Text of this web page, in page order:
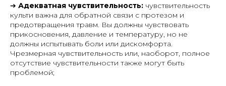
➔ Адекватная чувствительность: чувствительность
культи важна для обратной связи с протезом и
предотвращения травм. Вы должны чувствовать
прикосновения, давление и температуру, но не
должны испытывать боли или дискомфорта.
Чрезмерная чувствительность или, наоборот, полное
отсутствие чувствительности также могут быть
проблемой;